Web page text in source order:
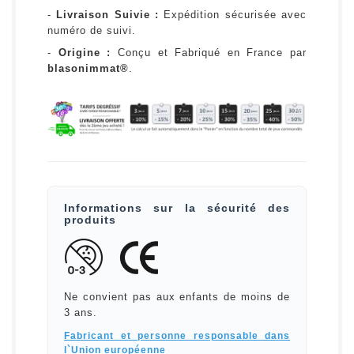
- Livraison Suivie :
Expédition sécurisée avec
numéro de suivi.
- Origine :
Conçu et Fabriqué en France par
blasonimmat®.
Informations sur la sécurité des
produits
Ne convient pas aux enfants de moins de
3 ans.
Fabricant et personne responsable dans
l`Union européenne